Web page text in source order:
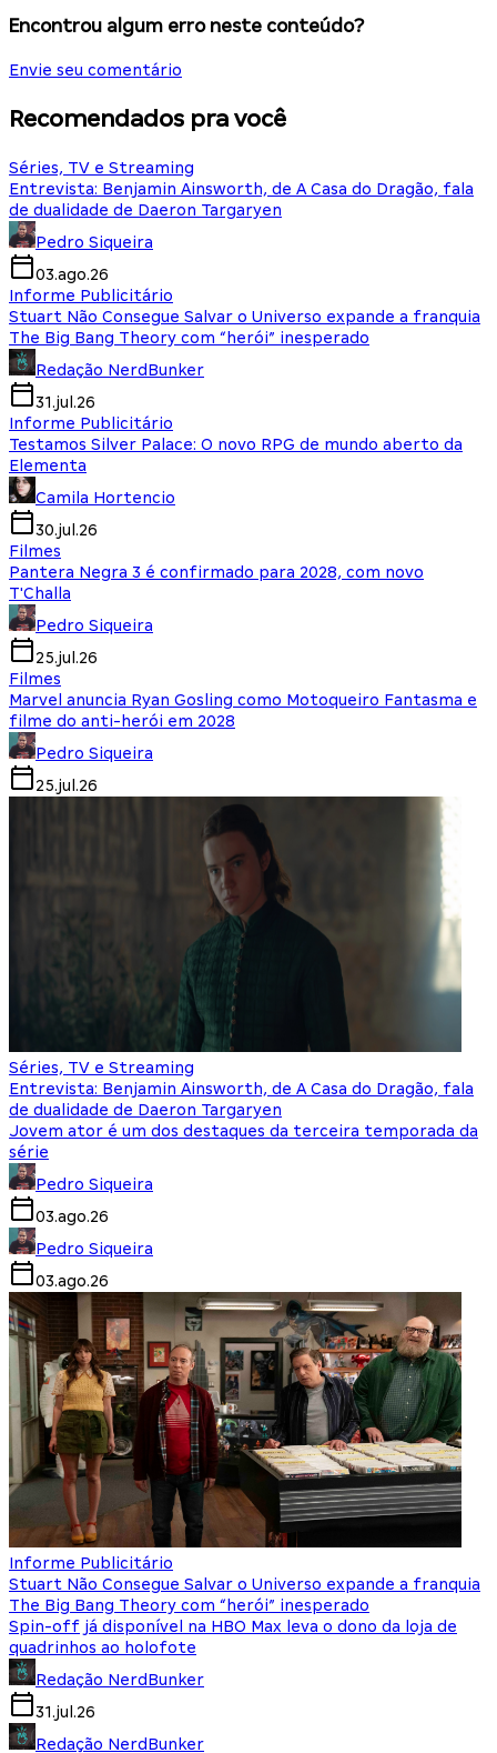
Encontrou algum erro neste conteúdo?
Envie seu comentário
Recomendados pra você
Séries, TV e Streaming
Entrevista: Benjamin Ainsworth, de A Casa do Dragão, fala
de dualidade de Daeron Targaryen
Pedro Siqueira
03.ago.26
Informe Publicitário
Stuart Não Consegue Salvar o Universo expande a franquia
The Big Bang Theory com “herói” inesperado
Redação NerdBunker
31.jul.26
Informe Publicitário
Testamos Silver Palace: O novo RPG de mundo aberto da
Elementa
Camila Hortencio
30.jul.26
Filmes
Pantera Negra 3 é confirmado para 2028, com novo
T'Challa
Pedro Siqueira
25.jul.26
Filmes
Marvel anuncia Ryan Gosling como Motoqueiro Fantasma e
filme do anti-herói em 2028
Pedro Siqueira
25.jul.26
Séries, TV e Streaming
Entrevista: Benjamin Ainsworth, de A Casa do Dragão, fala
de dualidade de Daeron Targaryen
Jovem ator é um dos destaques da terceira temporada da
série
Pedro Siqueira
03.ago.26
Pedro Siqueira
03.ago.26
Informe Publicitário
Stuart Não Consegue Salvar o Universo expande a franquia
The Big Bang Theory com “herói” inesperado
Spin-off já disponível na HBO Max leva o dono da loja de
quadrinhos ao holofote
Redação NerdBunker
31.jul.26
Redação NerdBunker